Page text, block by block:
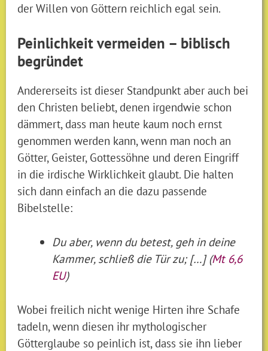
der Willen von Göttern reichlich egal sein.
Peinlichkeit vermeiden – biblisch
begründet
Andererseits ist dieser Standpunkt aber auch bei
den Christen beliebt, denen irgendwie schon
dämmert, dass man heute kaum noch ernst
genommen werden kann, wenn man noch an
Götter, Geister, Gottessöhne und deren Eingriff
in die irdische Wirklichkeit glaubt. Die halten
sich dann einfach an die dazu passende
Bibelstelle:
Du aber, wenn du betest, geh in deine
Kammer, schließ die Tür zu; […] (Mt 6,6
EU)
Wobei freilich nicht wenige Hirten ihre Schafe
tadeln, wenn diesen ihr mythologischer
Götterglaube so peinlich ist, dass sie ihn lieber